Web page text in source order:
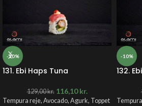
-10%
131. Ebi Haps Tuna
129,00kr. 116,10kr.
Tempura reje, Avocado, Agurk, Toppet
-10%
132.